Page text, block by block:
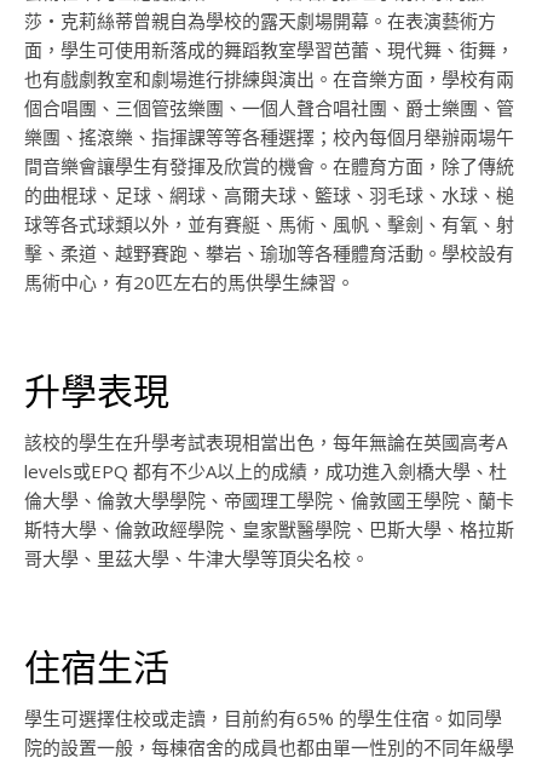
莎‧克莉絲蒂曾親自為學校的露天劇場開幕。在表演藝術方
面，學生可使用新落成的舞蹈教室學習芭蕾、現代舞、街舞，
也有戲劇教室和劇場進行排練與演出。在音樂方面，學校有兩
個合唱團、三個管弦樂團、一個人聲合唱社團、爵士樂團、管
樂團、搖滾樂、指揮課等等各種選擇；校內每個月舉辦兩場午
間音樂會讓學生有發揮及欣賞的機會。在體育方面，除了傳統
的曲棍球、足球、網球、高爾夫球、籃球、羽毛球、水球、槌
球等各式球類以外，並有賽艇、馬術、風帆、擊劍、有氧、射
擊、柔道、越野賽跑、攀岩、瑜珈等各種體育活動。學校設有
馬術中心，有20匹左右的馬供學生練習。
升學表現
該校的學生在升學考試表現相當出色，每年無論在英國高考A
levels或EPQ 都有不少A以上的成績，成功進入劍橋大學、杜
倫大學、倫敦大學學院、帝國理工學院、倫敦國王學院、蘭卡
斯特大學、倫敦政經學院、皇家獸醫學院、巴斯大學、格拉斯
哥大學、里茲大學、牛津大學等頂尖名校。
住宿生活
學生可選擇住校或走讀，目前約有65% 的學生住宿。如同學
院的設置一般，每棟宿舍的成員也都由單一性別的不同年級學